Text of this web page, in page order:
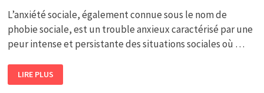
L’anxiété sociale, également connue sous le nom de
phobie sociale, est un trouble anxieux caractérisé par une
peur intense et persistante des situations sociales où …
LIVRE
CONTRE
L’ANXIÉTÉ
LIRE PLUS